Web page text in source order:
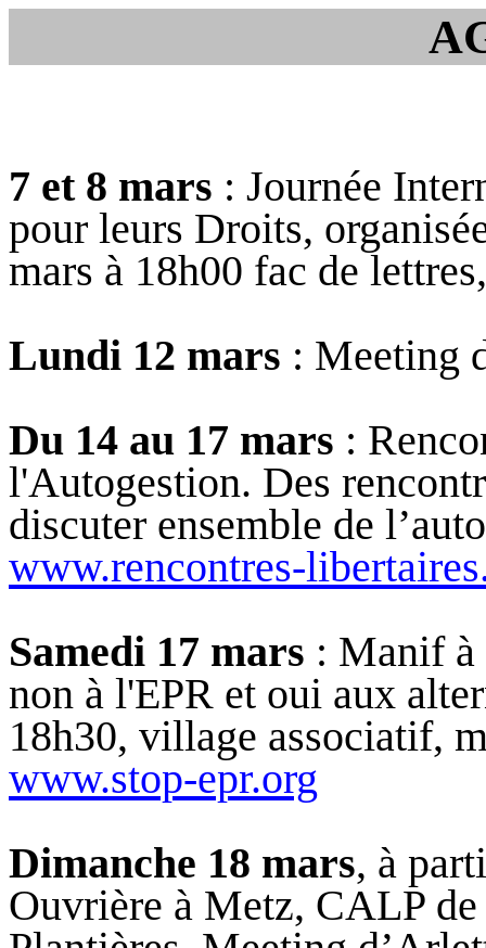
7 et 8 mars : Journée
pour leurs Droits,
mars à 18h00 fac de
Lundi 12 mars : Meeting
Du 14 au 17 mars :
l'Autogestion. Des
discuter ensemble de
www.rencontres-
Samedi 17 mars : Manif à
non à l'EPR et oui aux
18h30, village associatif,
www.stop-epr.org
Dimanche 18 mars, à
Ouvrière à Metz, CALP